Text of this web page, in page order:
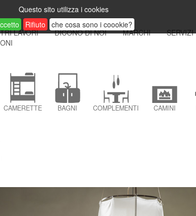
Questo sito utilizza i cookies
Rifiuto che cosa sono i coookie?
LAVORI DICONO DI NOI MARCHI SERVIZI
CAMERETTE BAGNI COMPLEMENTI CAMINI